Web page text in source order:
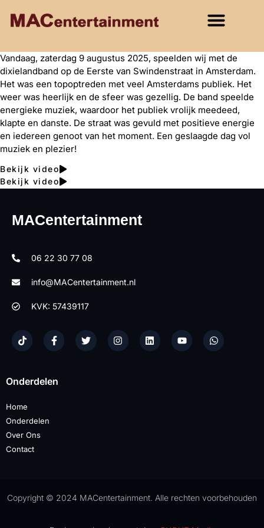
Vandaag, zaterdag 9 augustus 2025, speelden wij met de
dixielandband op de Eerste van Swindenstraat in Amsterdam.
Het was een topoptreden met veel Amsterdams publiek. Het
weer was heerlijk en de sfeer was gezellig. De band speelde
energieke muziek, waardoor het publiek vrolijk meedeed,
klapte en danste. De straat was gevuld met positieve energie
en iedereen genoot van het moment. Een geslaagde dag vol
muziek en plezier!
Bekijk video
Bekijk video
MACentertainment
06 22 30 77 08
info@MACentertainment.nl
KVK: 57439117
Onderdelen
Home
Onderdelen
Over Ons
Contact
Copyright © 2024 MACentertainment. Alle rechten voorbehouden